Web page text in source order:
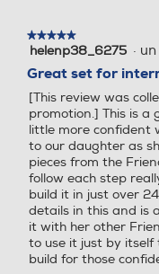
★★★★★
★★★★★
5
5
stelle.
helenp38_6275 ·
Great set for
[This review was
promotion.] This is a
little more confident
to our daughter as
pieces from the
follow each step
build it in just over
details in this and is
it with her other
to use it just by itself
build for those